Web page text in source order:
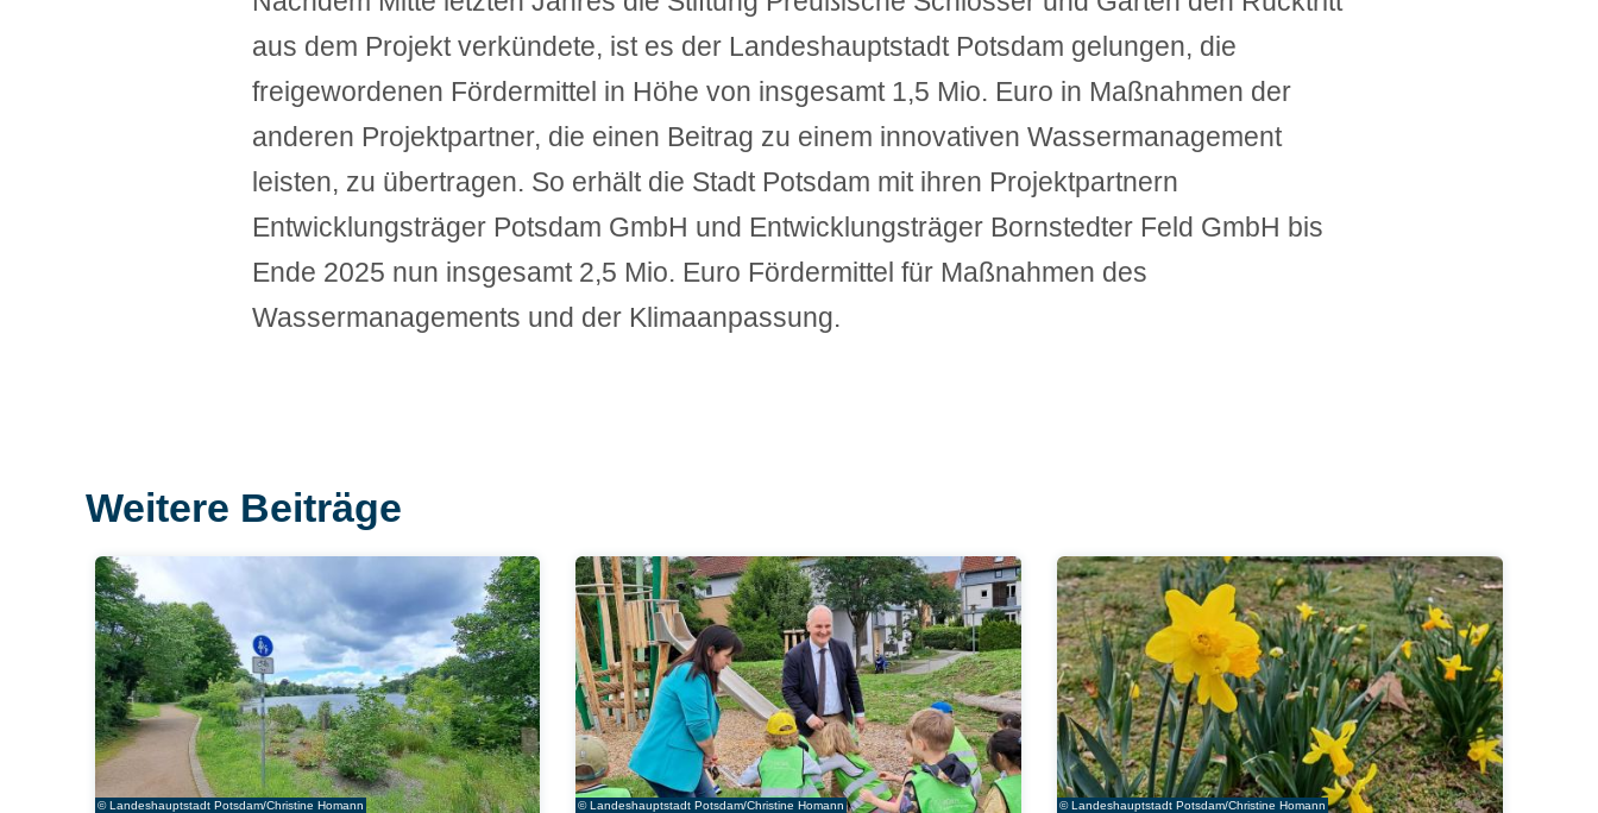
aus dem Projekt verkündete, ist es der Landeshauptstadt Potsdam gelungen, die
freigewordenen Fördermittel in Höhe von insgesamt 1,5 Mio. Euro in Maßnahmen der
anderen Projektpartner, die einen Beitrag zu einem innovativen Wassermanagement
leisten, zu übertragen. So erhält die Stadt Potsdam mit ihren Projektpartnern
Entwicklungsträger Potsdam GmbH und Entwicklungsträger Bornstedter Feld GmbH bis
Ende 2025 nun insgesamt 2,5 Mio. Euro Fördermittel für Maßnahmen des
Wassermanagements und der Klimaanpassung.
Weitere Beiträge
© Landeshauptstadt Potsdam/Christine Homann © Landeshauptstadt Potsdam/Christine Homann © Landeshauptstadt Potsdam/Christine Homann